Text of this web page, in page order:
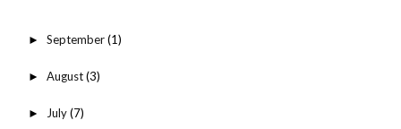
► September(1)
► August(3)
► July(7)